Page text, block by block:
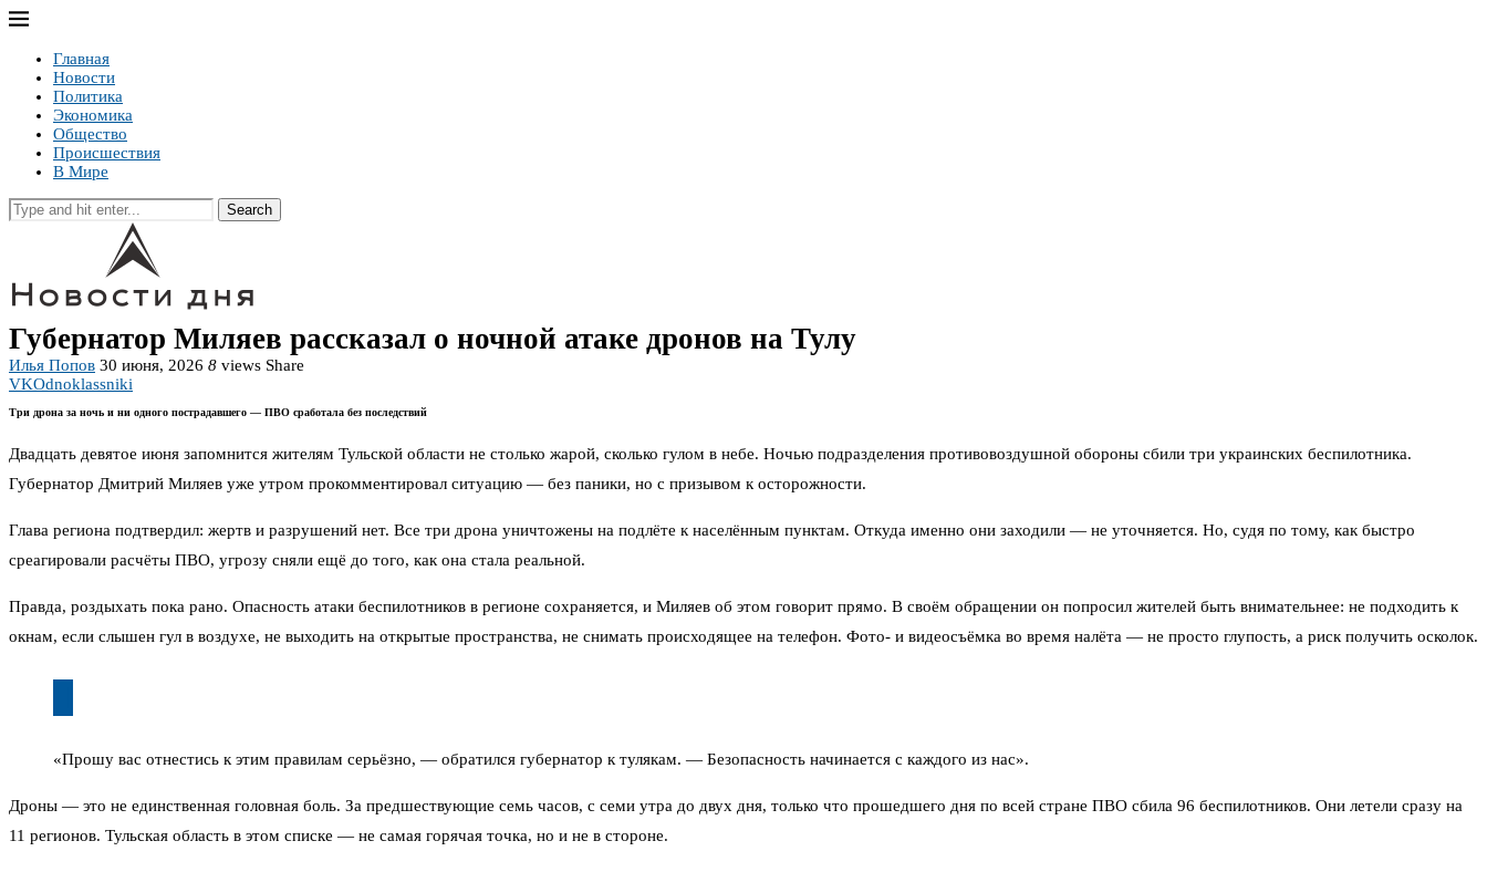
Главная
Новости
Политика
Экономика
Общество
Происшествия
В Мире
Search
Губернатор Миляев рассказал о ночной атаке дронов на Тулу
Илья Попов 30 июня, 2026 8 views Share
VKOdnoklassniki
Три дрона за ночь и ни одного пострадавшего — ПВО сработала без последствий
Двадцать девятое июня запомнится жителям Тульской области не столько жарой, сколько гулом в небе. Ночью подразделения противовоздушной обороны сбили три украинских беспилотника.
Губернатор Дмитрий Миляев уже утром прокомментировал ситуацию — без паники, но с призывом к осторожности.
Глава региона подтвердил: жертв и разрушений нет. Все три дрона уничтожены на подлёте к населённым пунктам. Откуда именно они заходили — не уточняется. Но, судя по тому, как быстро
среагировали расчёты ПВО, угрозу сняли ещё до того, как она стала реальной.
Правда, роздыхать пока рано. Опасность атаки беспилотников в регионе сохраняется, и Миляев об этом говорит прямо. В своём обращении он попросил жителей быть внимательнее: не подходить к
окнам, если слышен гул в воздухе, не выходить на открытые пространства, не снимать происходящее на телефон. Фото- и видеосъёмка во время налёта — не просто глупость, а риск получить осколок.
«Прошу вас отнестись к этим правилам серьёзно, — обратился губернатор к тулякам. — Безопасность начинается с каждого из нас».
Дроны — это не единственная головная боль. За предшествующие семь часов, с семи утра до двух дня, только что прошедшего дня по всей стране ПВО сбила 96 беспилотников. Они летели сразу на
11 регионов. Тульская область в этом списке — не самая горячая точка, но и не в стороне.